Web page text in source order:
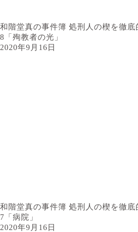
和階堂真の事件簿 処刑人の楔を徹底
8「殉教者の光」
2020年9月16日
和階堂真の事件簿 処刑人の楔を徹底
7「病院」
2020年9月16日